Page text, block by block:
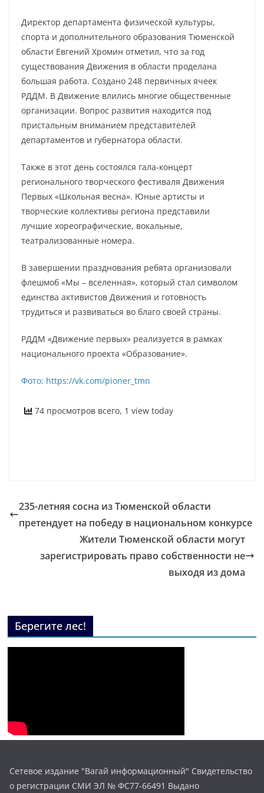
Директор департамента физической культуры,
спорта и дополнительного образования Тюменской
области Евгений Хромин отметил, что за год
существования Движения в области проделана
большая работа. Создано 248 первичных ячеек
РДДМ. В Движение влились многие общественные
организации. Вопрос развития находится под
пристальным вниманием представителей
департаментов и губернатора области.
Также в этот день состоялся гала-концерт
регионального творческого фестиваля Движения
Первых «Школьная весна». Юные артисты и
творческие коллективы региона представили
лучшие хореографические, вокальные,
театрализованные номера.
В завершении празднования ребята организовали
флешмоб «Мы – вселенная», который стал символом
единства активистов Движения и готовность
трудиться и развиваться во благо своей страны.
РДДМ «Движение первых» реализуется в рамках
национального проекта «Образование».
Фото: https://vk.com/pioner_tmn
74 просмотров всего, 1 view today
235-летняя сосна из Тюменской области
претендует на победу в национальном конкурсе
Жители Тюменской области могут
зарегистрировать право собственности не
выходя из дома
Берегите лес!
Сетевое издание "Вагай информационный" Свидетельство
о регистрации СМИ ЭЛ № ФС77-66491 Выдано